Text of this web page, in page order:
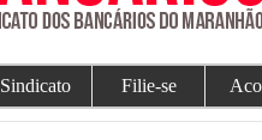
Sindicato Filie-se